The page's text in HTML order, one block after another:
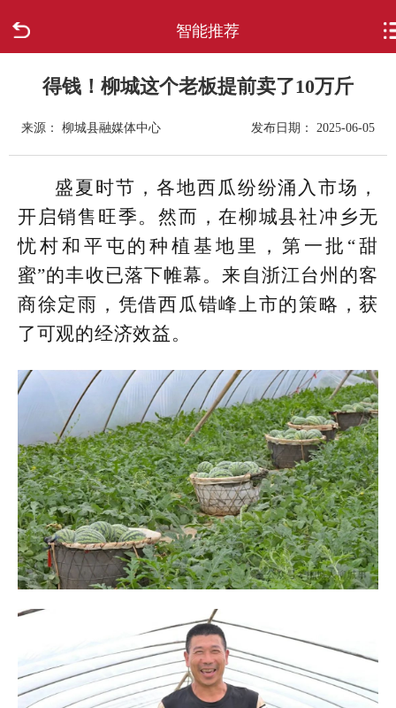
智能推荐
走进柳城
新闻中心
政府信息公开
网上办事
互动回应
数据专题
得钱！柳城这个老板提前卖了10万斤
来源： 柳城县融媒体中心 发布日期： 2025-06-05
盛夏时节，各地西瓜纷纷涌入市场，
开启销售旺季。然而，在柳城县社冲乡无
忧村和平屯的种植基地里，第一批“甜
蜜”的丰收已落下帷幕。来自浙江台州的客
商徐定雨，凭借西瓜错峰上市的策略，获
了可观的经济效益。